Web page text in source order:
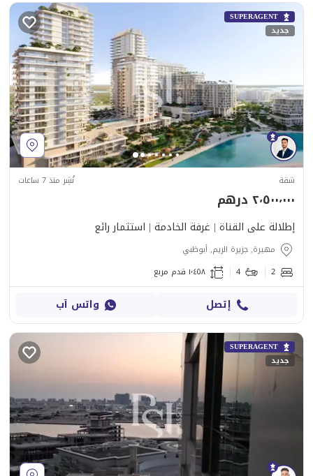
SUPERAGENT
جديد
شقة نُشِر منذ 7 ساعات
٢٬٥٠٠٬٠٠٠ درهم
إطلالة على القناة | غرفة الخادمة | استثمار رائع
مهيرة, جزيرة الريم, أبوظبي
2
4 ١٬٤٥٨ قدم مربع
إتصل واتس آب
SUPERAGENT
جديد